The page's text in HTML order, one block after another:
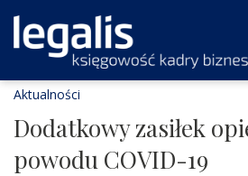
Aktualności
Dodatkowy zasiłek
powodu COVID-19